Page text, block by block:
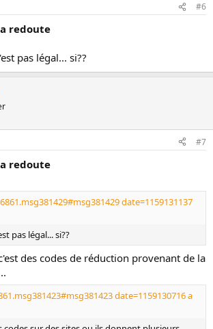
#6
redoute
pas légal... si??
#7
redoute
date=1159131137
pas légal... si??
des codes de réduction provenant de la
date=1159130716 a